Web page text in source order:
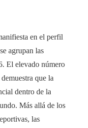
en el perfil
agrupan las
El elevado número
que la
dentro de la
Más allá de los
las